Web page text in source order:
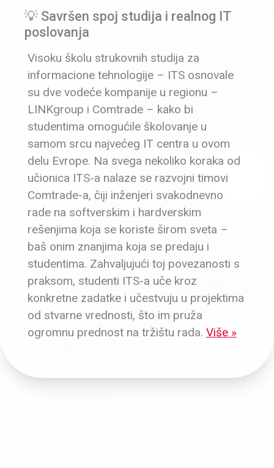
💡 Savršen spoj studija i realnog IT
poslovanja
Visoku školu strukovnih studija za
informacione tehnologije – ITS osnovale
su dve vodeće kompanije u regionu –
LINKgroup i Comtrade – kako bi
studentima omogućile školovanje u
samom srcu najvećeg IT centra u ovom
delu Evrope. Na svega nekoliko koraka od
učionica ITS-a nalaze se razvojni timovi
Comtrade-a, čiji inženjeri svakodnevno
rade na softverskim i hardverskim
rešenjima koja se koriste širom sveta –
baš onim znanjima koja se predaju i
studentima. Zahvaljujući toj povezanosti s
praksom, studenti ITS-a uče kroz
konkretne zadatke i učestvuju u projektima
od stvarne vrednosti, što im pruža
ogromnu prednost na tržištu rada. Više »